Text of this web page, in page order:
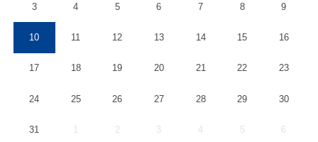
3 4 5 6 7 8 9
10 11 12 13 14 15 16
17 18 19 20 21 22 23
24 25 26 27 28 29 30
31 1 2 3 4 5 6